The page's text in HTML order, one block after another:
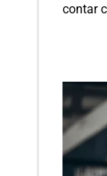
contar